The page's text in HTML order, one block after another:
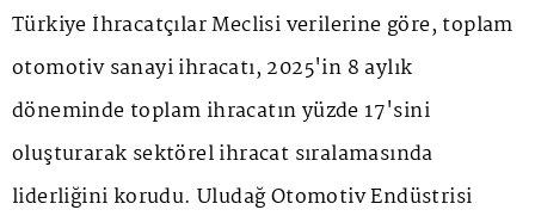
Türkiye İhracatçılar Meclisi verilerine göre, toplam
otomotiv sanayi ihracatı, 2025'in 8 aylık
döneminde toplam ihracatın yüzde 17'sini
oluşturarak sektörel ihracat sıralamasında
liderliğini korudu. Uludağ Otomotiv Endüstrisi